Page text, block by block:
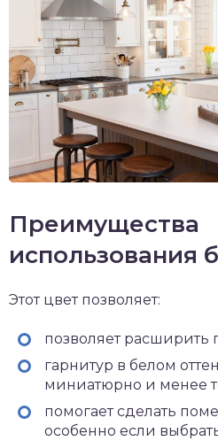
Преимущества
использования
Этот цвет позволяет:
позволяет расширить
гарнитур в белом
миниатюрно и менее
помогает сделать
особенно если